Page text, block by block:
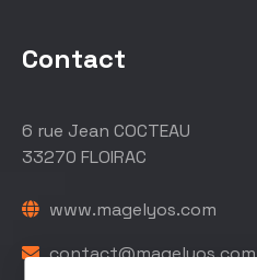
Contact
6 rue Jean COCTEAU
33270 FLOIRAC
www.magelyos.com
contact@magelyos.com